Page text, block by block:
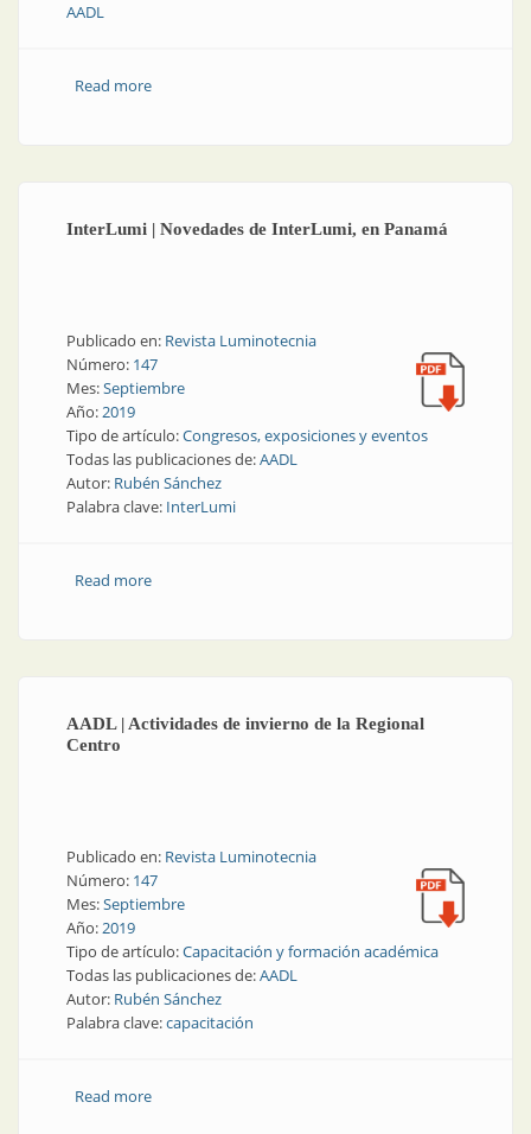
AADL
Read moreabout AADL: presente y futuro
InterLumi | Novedades de InterLumi, en Panamá
Publicado en: Revista Luminotecnia
Número: 147
Mes:Septiembre
Año:2019
Tipo de artículo:Congresos, exposiciones y eventos
Todas las publicaciones de:AADL
Autor: Rubén Sánchez
Palabra clave: InterLumi
Read moreabout InterLumi | Novedades de InterLumi, en
AADL | Actividades de invierno de la Regional
Centro
Publicado en: Revista Luminotecnia
Número: 147
Mes:Septiembre
Año:2019
Tipo de artículo:Capacitación y formación académica
Todas las publicaciones de:AADL
Autor: Rubén Sánchez
Palabra clave:capacitación
Read moreabout AADL | Actividades de invierno de la Regional